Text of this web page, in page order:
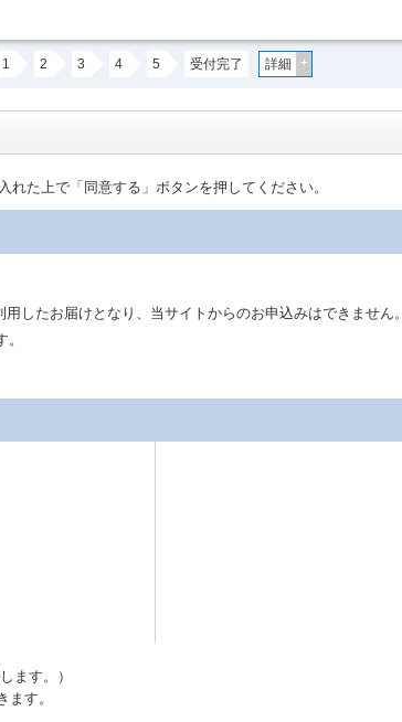
1 2 3 4 5 受付完了 詳細 +
た上で「同意する」ボタンを押してください。
したお届けとなり、当サイトからのお申込みはできません
ます。）
す。